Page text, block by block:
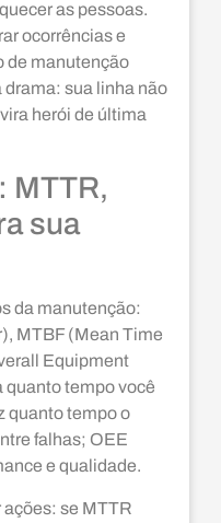
as pessoas.
ocorrências e
de manutenção
sua linha não
herói de última
MTTR,
sua
da manutenção:
MTBF (Mean Time
Equipment
tempo você
quanto tempo o
falhas; OEE
e qualidade.
ações: se MTTR